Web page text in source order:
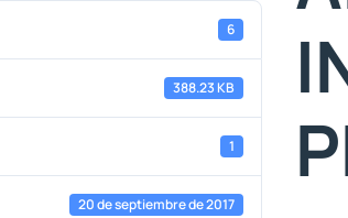
6
388.23 KB
1
20 de septiembre de 2017